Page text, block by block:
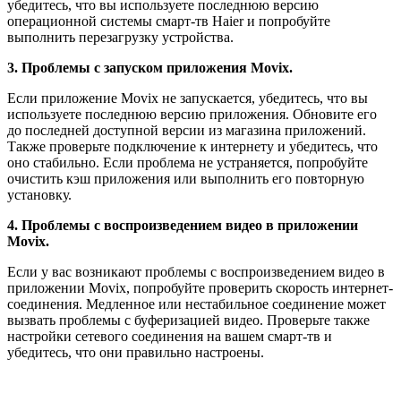
убедитесь, что вы используете последнюю версию
операционной системы смарт-тв Haier и попробуйте
выполнить перезагрузку устройства.
3. Проблемы с запуском приложения Movix.
Если приложение Movix не запускается, убедитесь, что вы
используете последнюю версию приложения. Обновите его
до последней доступной версии из магазина приложений.
Также проверьте подключение к интернету и убедитесь, что
оно стабильно. Если проблема не устраняется, попробуйте
очистить кэш приложения или выполнить его повторную
установку.
4. Проблемы с воспроизведением видео в приложении
Movix.
Если у вас возникают проблемы с воспроизведением видео в
приложении Movix, попробуйте проверить скорость интернет-
соединения. Медленное или нестабильное соединение может
вызвать проблемы с буферизацией видео. Проверьте также
настройки сетевого соединения на вашем смарт-тв и
убедитесь, что они правильно настроены.